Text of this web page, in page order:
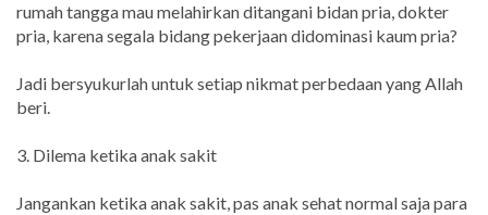
rumah tangga mau melahirkan ditangani bidan pria, dokter
pria, karena segala bidang pekerjaan didominasi kaum pria?
Jadi bersyukurlah untuk setiap nikmat perbedaan yang Allah
beri.
3. Dilema ketika anak sakit
Jangankan ketika anak sakit, pas anak sehat normal saja para